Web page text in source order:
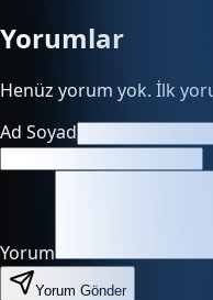
Yorumlar
Henüz yorum yok. İlk
Ad Soyad
Yorum
Yorum Gönder